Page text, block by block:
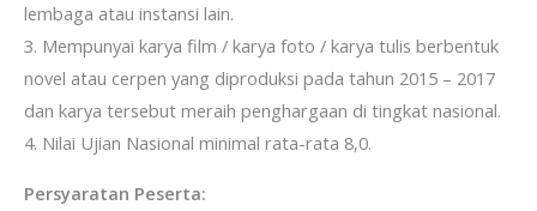
lembaga atau instansi lain.
3. Mempunyai karya film / karya foto / karya tulis berbentuk
novel atau cerpen yang diproduksi pada tahun 2015 – 2017
dan karya tersebut meraih penghargaan di tingkat nasional.
4. Nilai Ujian Nasional minimal rata-rata 8,0.
Persyaratan Peserta: